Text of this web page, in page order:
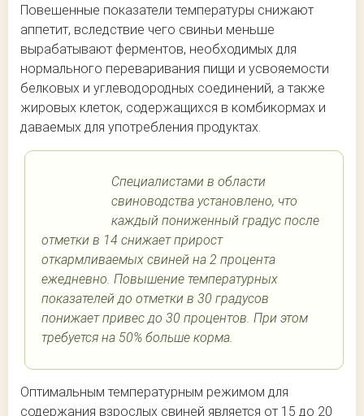
Повешенные показатели температуры снижают
аппетит, вследствие чего свиньи меньше
вырабатывают ферментов, необходимых для
нормального переваривания пищи и усвояемости
белковых и углеводородных соединений, а также
жировых клеток, содержащихся в комбикормах и
даваемых для употребления продуктах.
Специалистами в области
свиноводства установлено, что
каждый пониженный градус после
отметки в 14 снижает прирост
откармливаемых свиней на 2 процента
ежедневно. Повышение температурных
показателей до отметки в 30 градусов
понижает привес до 30 процентов. При этом
требуется на 50% больше корма.
Оптимальным температурным режимом для
содержания взрослых свиней является от 15 до 20